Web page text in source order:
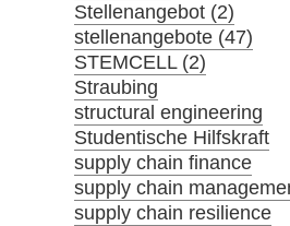
Stellenangebot (2)
stellenangebote (47)
STEMCELL (2)
Straubing
structural engineering
Studentische Hilfskraft
supply chain finance
supply chain
supply chain resilience